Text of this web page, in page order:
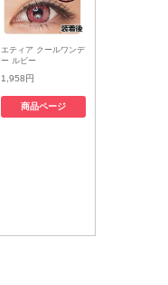
エティア クールワンデ
ー ルビー
1,958円
商品ページ